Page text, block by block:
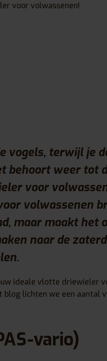
voor volwassenen!
vogels, terwijl je
behoort weer tot
voor
volwassenen
maar maakt het
naar de
ideale vlotte driewieler
blog lichten we een aantal
vario)